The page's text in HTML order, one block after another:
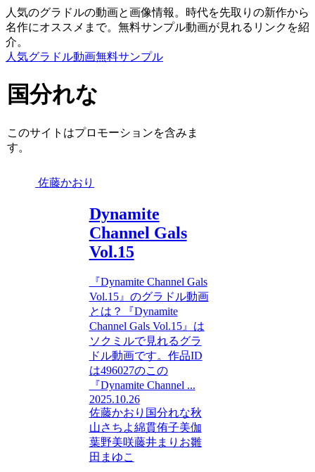
人気のグラドルの動画と画像情報。時代を先取りの新作から
名作にオススメまで。無料サンプル動画が見れるリンクを紹
介。
人気グラドル動画無料サンプル
国分れな
このサイトはプロモーションを含みま
す。
佐藤かおり
Dynamite
Channel Gals
Vol.15
『Dynamite Channel Gals
Vol.15』のグラドル動画
とは？『Dynamite
Channel Gals Vol.15』は
ソクミルで見れるグラ
ドル動画です。作品ID
は496027のこの
『Dynamite Channel ...
2025.10.26
佐藤かおり 国分れな秋
山さちよ綿貫侑子美伽
葉野美咲藤井まりお雛
田まゆこ